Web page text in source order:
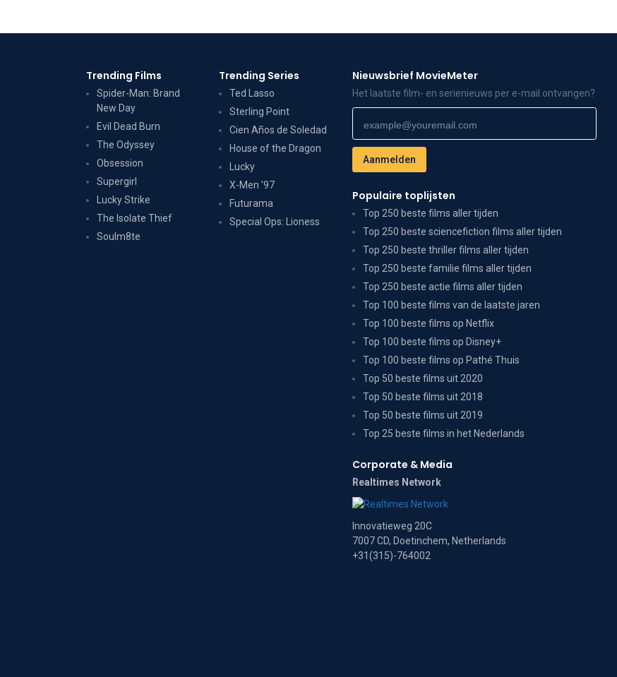
Trending Films
Spider-Man: Brand
New Day
Evil Dead Burn
The Odyssey
Obsession
Supergirl
Lucky Strike
The Isolate Thief
Soulm8te
Trending Series
Ted Lasso
Sterling Point
Cien Años de Soledad
House of the Dragon
Lucky
X-Men '97
Futurama
Special Ops: Lioness
Nieuwsbrief MovieMeter
Het laatste film- en serienieuws per e-mail ontvangen?
Populaire toplijsten
Top 250 beste films aller tijden
Top 250 beste sciencefiction films aller tijden
Top 250 beste thriller films aller tijden
Top 250 beste familie films aller tijden
Top 250 beste actie films aller tijden
Top 100 beste films van de laatste jaren
Top 100 beste films op Netflix
Top 100 beste films op Disney+
Top 100 beste films op Pathé Thuis
Top 50 beste films uit 2020
Top 50 beste films uit 2018
Top 50 beste films uit 2019
Top 25 beste films in het Nederlands
Corporate & Media
Realtimes Network
Innovatieweg 20C
7007 CD, Doetinchem, Netherlands
+31(315)-764002